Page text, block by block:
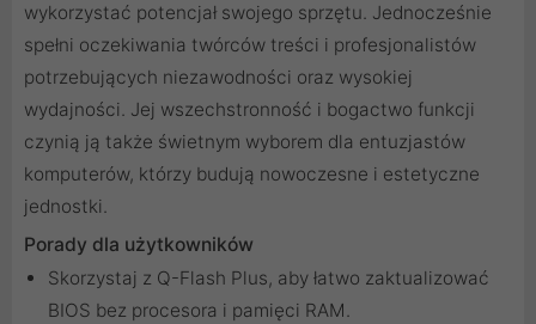
wykorzystać potencjał swojego sprzętu. Jednocześnie
spełni oczekiwania twórców treści i profesjonalistów
potrzebujących niezawodności oraz wysokiej
wydajności. Jej wszechstronność i bogactwo funkcji
czynią ją także świetnym wyborem dla entuzjastów
komputerów, którzy budują nowoczesne i estetyczne
jednostki.
Porady dla użytkowników
Skorzystaj z Q-Flash Plus, aby łatwo zaktualizować
BIOS bez procesora i pamięci RAM.